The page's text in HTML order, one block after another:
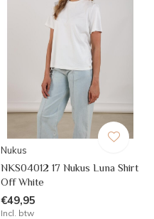
Nukus
NKS04012 17 Nukus Luna Shirt
Off White
€49,95
Incl. btw